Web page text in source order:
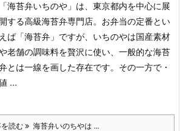
「海苔弁いちのや」は、東京都内を中心に展
する高級海苔弁専門店。 お弁当の定番とい
えば「海苔弁」ですが、いちのやは国産素材
老舗の調味料を贅沢に使い、一般的な海苔
とは一線を画した存在です。 その一方で ・
...
読む 海苔弁いのちやは ...